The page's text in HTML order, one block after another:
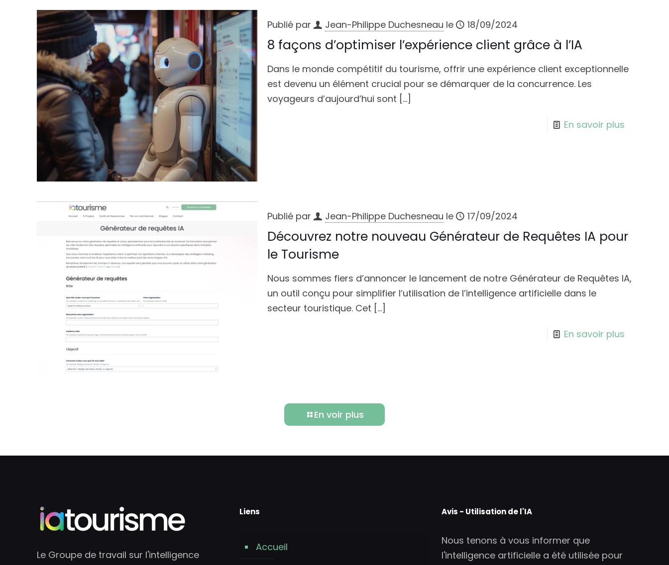
Publié par Jean-Philippe Duchesneau le 18/09/2024
8 façons d’optimiser l’expérience client grâce à l’IA
Dans le monde compétitif du tourisme, offrir une expérience client exceptionnelle
est devenu un élément crucial pour se démarquer de la concurrence. Les
voyageurs d’aujourd’hui sont […]
En savoir plus
Publié par Jean-Philippe Duchesneau le 17/09/2024
Découvrez notre nouveau Générateur de Requêtes IA pour
le Tourisme
Nous sommes fiers d’annoncer le lancement de notre Générateur de Requêtes IA,
un outil conçu pour simplifier l’utilisation de l’intelligence artificielle dans le
secteur touristique. Cet […]
En savoir plus
En voir plus
Le Groupe de travail sur l'intelligence
Liens
Accueil
Avis - Utilisation de l'IA
Nous tenons à vous informer que
l'intelligence artificielle a été utilisée pour